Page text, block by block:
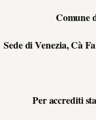
Comune
Sede di Venezia, Cà
Per accrediti